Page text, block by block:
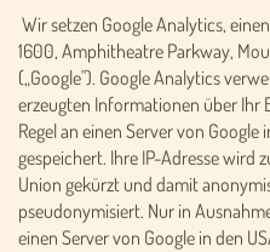
Wir setzen Google Analytics,
1600, Amphitheatre Parkway,
(„Google"). Google Analytics
erzeugten Informationen über Ihr
Regel an einen Server von
gespeichert. Ihre IP-Adresse wird
Union gekürzt und damit
pseudonymisiert. Nur in
einen Server von Google in den